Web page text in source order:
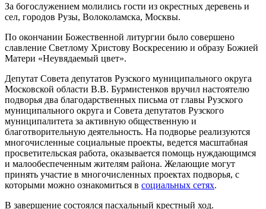
За богослужением молились гости из окрестных деревень и
сел, городов Рузы, Волоколамска, Москвы.
По окончании Божественной литургии было совершено
славление Светлому Христову Воскресению и образу Божией
Матери «Неувядаемый цвет».
Депутат Совета депутатов Рузского муниципального округа
Московской области В.В. Бурмистенков вручил настоятелю
подворья два благодарственных письма от главы Рузского
муниципального округа и Совета депутатов Рузского
муниципалитета за активную общественную и
благотворительную деятельность. На подворье реализуются
многочисленные социальные проекты, ведется масштабная
просветительская работа, оказывается помощь нуждающимся
и малообеспеченным жителям района. Желающие могут
принять участие в многочисленных проектах подворья, с
которыми можно ознакомиться в социальных сетях.
В завершение состоялся пасхальный крестный ход.